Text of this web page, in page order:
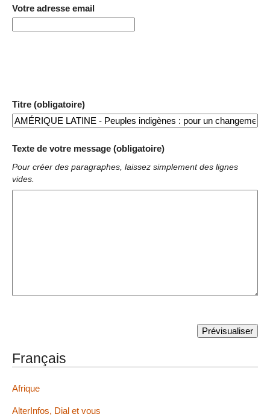
Votre adresse email
Titre (obligatoire)
Texte de votre message (obligatoire)
Pour créer des paragraphes, laissez simplement des lignes
vides.
Français
Afrique
AlterInfos, Dial et vous